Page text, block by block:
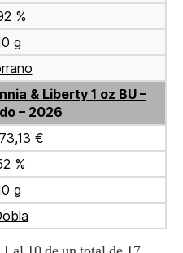
%
g
& Liberty 1 oz BU –
– 2026
€
%
g